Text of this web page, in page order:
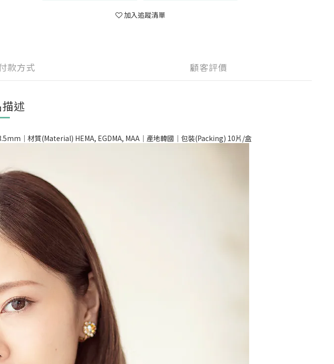
加入追蹤清單
款方式 顧客評價
述
｜材質(Material) HEMA, EGDMA, MAA｜產地韓國｜包裝(Packing) 10片/盒